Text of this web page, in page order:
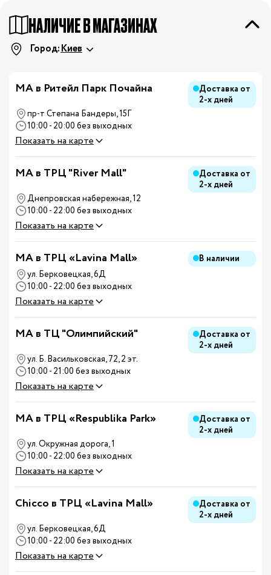
НАЛИЧИЕ В МАГАЗИНАХ
Город:Киев
МА в Ритейл Парк Почайна
Доставка от
2-х дней
пр-т Степана Бандеры, 15Г
10:00 - 20:00 без выходных
Показать на карте
MA в ТРЦ "River Mall"
Доставка от
2-х дней
Днепровская набережная, 12
10:00 - 22:00 без выходных
Показать на карте
MA в ТРЦ «Lavina Mall»
В наличии
ул. Берковецкая, 6Д
10:00 - 22:00 без выходных
Показать на карте
MA в ТЦ "Олимпийский"
Доставка от
2-х дней
ул. Б. Васильковская, 72, 2 эт.
10:00 - 21:00 без выходных
Показать на карте
MA в ТРЦ «Respublika Park»
Доставка от
2-х дней
ул. Окружная дорога, 1
10:00 - 22:00 без выходных
Показать на карте
Chicco в ТРЦ «Lavina Mall»
Доставка от
2-х дней
ул. Берковецкая, 6Д
10:00 - 22:00 без выходных
Показать на карте